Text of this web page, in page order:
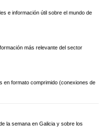
e información útil sobre el mundo de
más relevante del sector
en formato comprimido (conexiones de
la semana en Galicia y sobre los